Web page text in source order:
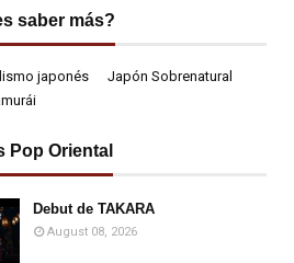
saber más?
japonés
Japón Sobrenatural
Pop Oriental
Debut de TAKARA
August 08, 2026